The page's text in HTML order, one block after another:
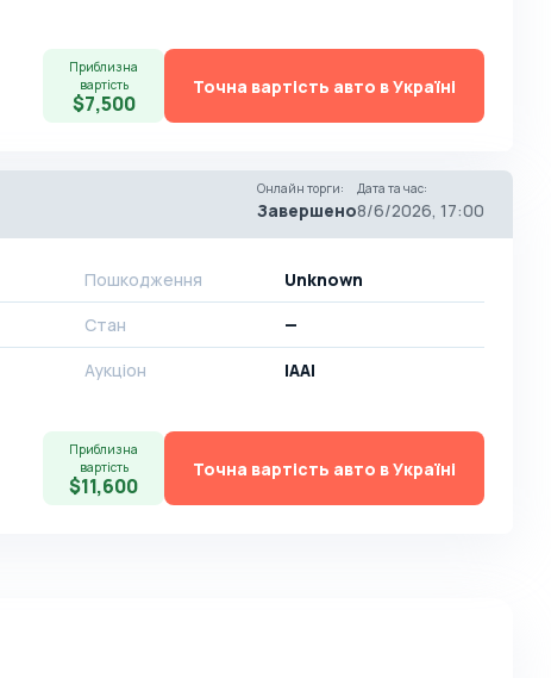
Приблизна
вартість
$7,500
Точна вартість авто в Україні
Онлайн торги:
Завершено
Дата та час:
8/6/2026, 17:00
Пошкодження
Unknown
Стан
—
Аукціон
IAAI
Приблизна
вартість
$11,600
Точна вартість авто в Україні